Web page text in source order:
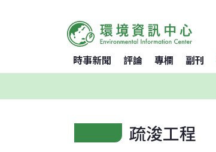
時事新聞 評論 專欄 副刊
疏浚工程